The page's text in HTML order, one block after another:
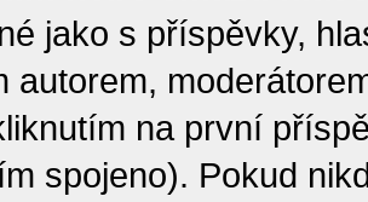
jako s příspěvky,
autorem,
na první
spojeno). Pokud